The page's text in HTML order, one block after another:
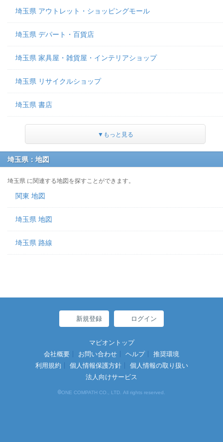
埼玉県 アウトレット・ショッピングモール
埼玉県 デパート・百貨店
埼玉県 家具屋・雑貨屋・インテリアショップ
埼玉県 リサイクルショップ
埼玉県 書店
▼もっと見る
埼玉県：地図
埼玉県 に関連する地図を探すことができます。
関東 地図
埼玉県 地図
埼玉県 路線
新規登録 ログイン
マピオントップ
会社概要
お問い合わせ ヘルプ
推奨環境
利用規約
個人情報保護方針
個人情報の取り扱い
法人向けサービス
©ONE COMPATH CO., LTD. All rights reserved.